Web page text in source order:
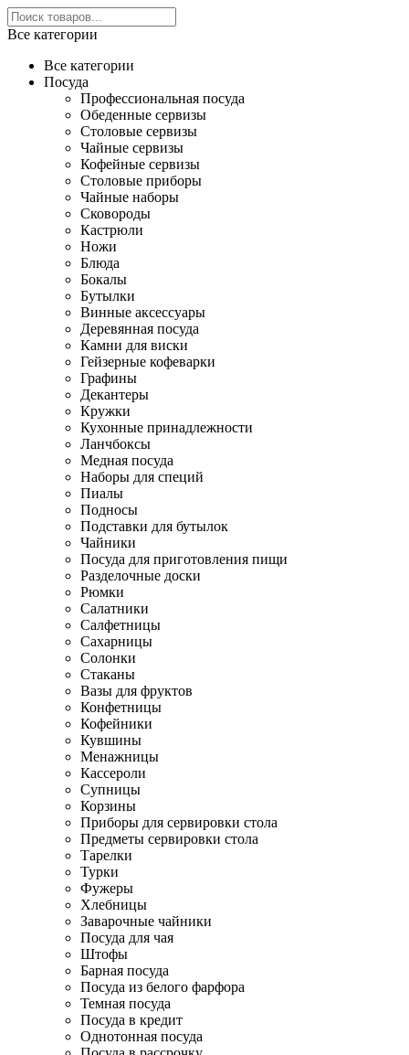
Все категории
Все категории
Посуда
Профессиональная посуда
Обеденные сервизы
Столовые сервизы
Чайные сервизы
Кофейные сервизы
Столовые приборы
Чайные наборы
Сковороды
Кастрюли
Ножи
Блюда
Бокалы
Бутылки
Винные аксессуары
Деревянная посуда
Камни для виски
Гейзерные кофеварки
Графины
Декантеры
Кружки
Кухонные принадлежности
Ланчбоксы
Медная посуда
Наборы для специй
Пиалы
Подносы
Подставки для бутылок
Чайники
Посуда для приготовления пищи
Разделочные доски
Рюмки
Салатники
Салфетницы
Сахарницы
Солонки
Стаканы
Вазы для фруктов
Конфетницы
Кофейники
Кувшины
Менажницы
Кассероли
Супницы
Корзины
Приборы для сервировки стола
Предметы сервировки стола
Тарелки
Турки
Фужеры
Хлебницы
Заварочные чайники
Посуда для чая
Штофы
Барная посуда
Посуда из белого фарфора
Темная посуда
Посуда в кредит
Однотонная посуда